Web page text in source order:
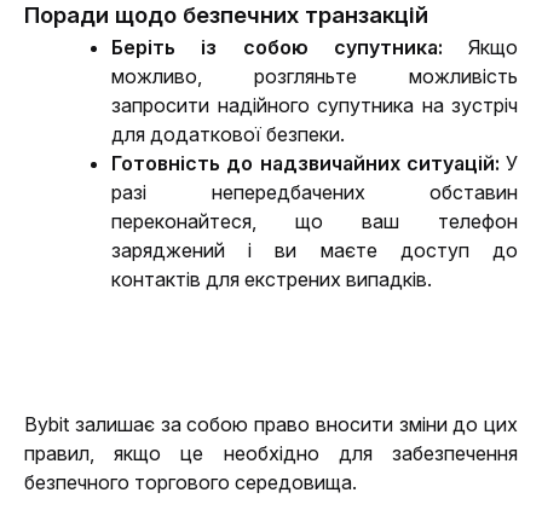
Поради щодо безпечних транзакцій
Беріть із собою супутника: Якщо
можливо, розгляньте можливість
запросити надійного супутника на зустріч
для додаткової безпеки.
Готовність до надзвичайних ситуацій: У
разі непередбачених обставин
переконайтеся, що ваш телефон
заряджений і ви маєте доступ до
контактів для екстрених випадків.
Bybit залишає за собою право вносити зміни до цих
правил, якщо це необхідно для забезпечення
безпечного торгового середовища.